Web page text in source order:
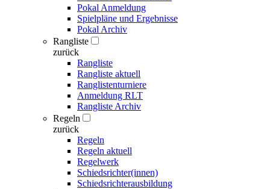
Pokal Anmeldung
Spielpläne und Ergebnisse
Pokal Archiv
Rangliste
zurück
Rangliste
Rangliste aktuell
Ranglistenturniere
Anmeldung RLT
Rangliste Archiv
Regeln
zurück
Regeln
Regeln aktuell
Regelwerk
Schiedsrichter(innen)
Schiedsrichterausbildung